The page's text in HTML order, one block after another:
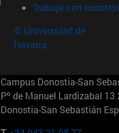
Trabaja con
© Universidad de
Navarra
Campus Donostia-San
Pº de Manuel Lardizabal 13
Donostia-San Sebastián